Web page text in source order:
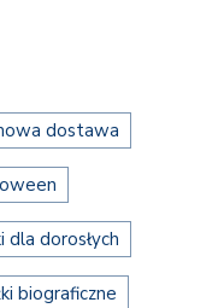
dostawa
dorosłych
biograficzne